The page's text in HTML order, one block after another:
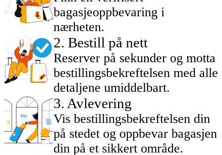
bagasjeoppbevaring i
nærheten.
2. Bestill på nett
Reserver på sekunder og motta
bestillingsbekreftelsen med alle
detaljene umiddelbart.
3. Avlevering
Vis bestillingsbekreftelsen din
på stedet og oppbevar bagasjen
din på et sikkert område.